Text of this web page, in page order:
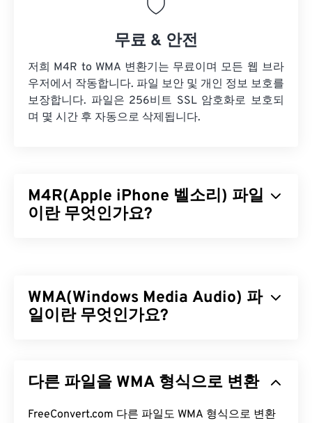
무료 & 안전
저희 M4R to WMA 변환기는 무료이며 모든 웹 브라
우저에서 작동합니다. 파일 보안 및 개인 정보 보호를
보장합니다. 파일은 256비트 SSL 암호화로 보호되
며 몇 시간 후 자동으로 삭제됩니다.
M4R(Apple iPhone 벨소리) 파일
이란 무엇인가요?
디오(M4A)의 유일한 차이점은 파일 확장자인데, 이
를 통해 iPhone은 M4R이 노래가 아닌 벨소리임을 인
M4R 파일은 Apple에서 iPhone 벨소리로 사용하는
포맷으로, 기본적으로iTunes에서 열립니다.
WMA(Windows Media Audio) 파
일이란 무엇인가요?
했습니다. WMA는 오디오 코덱이자 오디오 형식입니
Lossless,WMA Voice등 여러 업데이트 버전을 거치
다른 파일을 WMA 형식으로 변환
FreeConvert.com 다른 파일도 WMA 형식으로 변환